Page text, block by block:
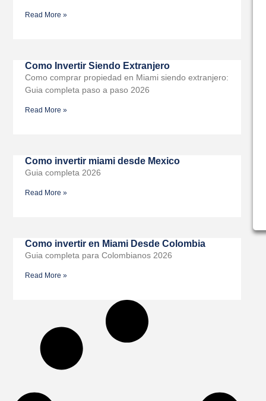
Read More »
Como Invertir Siendo Extranjero
Como comprar propiedad en Miami siendo extranjero:
Guia completa paso a paso 2026
Read More »
Como invertir miami desde Mexico
Guia completa 2026
Read More »
Como invertir en Miami Desde Colombia
Guia completa para Colombianos 2026
Read More »